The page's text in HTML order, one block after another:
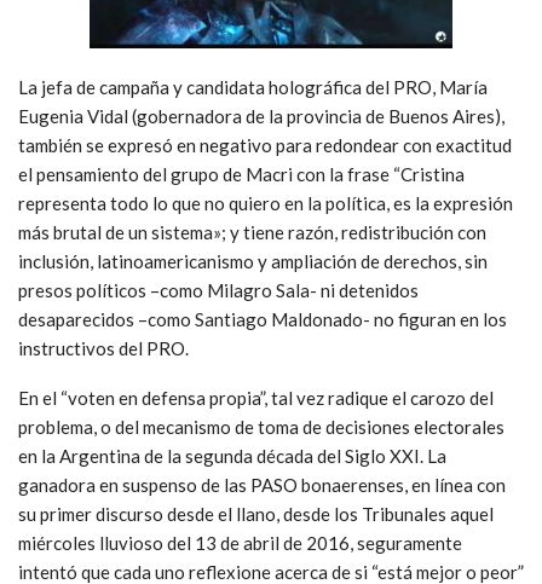
La jefa de campaña y candidata holográfica del PRO, María
Eugenia Vidal (gobernadora de la provincia de Buenos Aires),
también se expresó en negativo para redondear con exactitud
el pensamiento del grupo de Macri con la frase “Cristina
representa todo lo que no quiero en la política, es la expresión
más brutal de un sistema»; y tiene razón, redistribución con
inclusión, latinoamericanismo y ampliación de derechos, sin
presos políticos –como Milagro Sala- ni detenidos
desaparecidos –como Santiago Maldonado- no figuran en los
instructivos del PRO.
En el “voten en defensa propia”, tal vez radique el carozo del
problema, o del mecanismo de toma de decisiones electorales
en la Argentina de la segunda década del Siglo XXI. La
ganadora en suspenso de las PASO bonaerenses, en línea con
su primer discurso desde el llano, desde los Tribunales aquel
miércoles lluvioso del 13 de abril de 2016, seguramente
intentó que cada uno reflexione acerca de si “está mejor o peor”